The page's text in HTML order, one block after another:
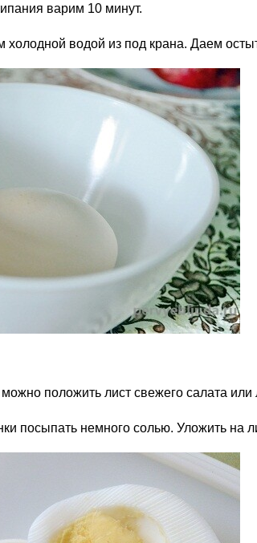
варим 10 минут.
водой из под крана. Даем
положить лист свежего салата или
посыпать немного солью. Уложить на